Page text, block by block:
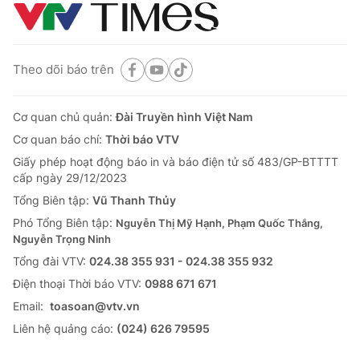
Theo dõi báo trên
Cơ quan chủ quản:Đài Truyền hình Việt Nam
Cơ quan báo chí: Thời báo VTV
Giấy phép hoạt động báo in và báo điện tử số 483/GP-BTTTT
cấp ngày 29/12/2023
Tổng Biên tập: Vũ Thanh Thủy
Phó Tổng Biên tập: Nguyễn Thị Mỹ Hạnh, Phạm Quốc Thắng,
Nguyễn Trọng Ninh
Tổng đài VTV: 024.38 355 931 - 024.38 355 932
Ðiện thoại Thời báo VTV: 0988 671 671
Email: toasoan@vtv.vn
Liên hệ quảng cáo: (024) 626 79595